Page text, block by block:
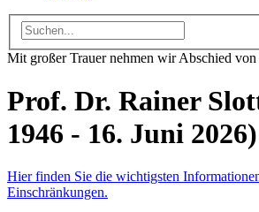
Mit großer Trauer nehmen wir Abschied von
Prof. Dr. Rainer
1946 - 16. Juni 2026)
Hier finden Sie die wichtigsten
Einschränkungen.